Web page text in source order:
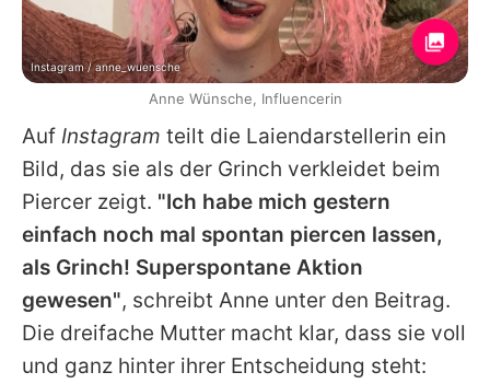
Auf Instagram teilt die Laiendarstellerin ein
Bild, das sie als der Grinch verkleidet beim
Piercer zeigt. "Ich habe mich gestern
einfach noch mal spontan piercen lassen,
als Grinch! Superspontane Aktion
gewesen", schreibt Anne unter den Beitrag.
Die dreifache Mutter macht klar, dass sie voll
und ganz hinter ihrer Entscheidung steht:
Instagram / anne_wuensche
Anne Wünsche, Influencerin